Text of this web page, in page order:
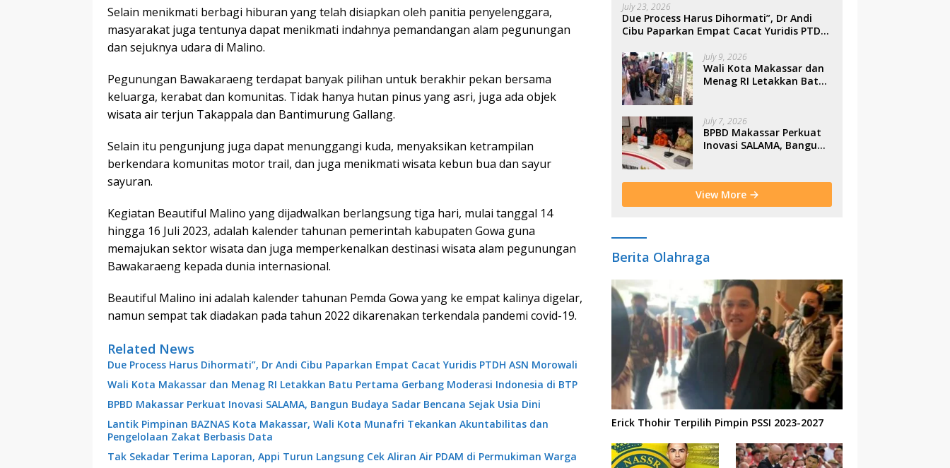
Selain menikmati berbagi hiburan yang telah disiapkan oleh panitia penyelenggara,
masyarakat juga tentunya dapat menikmati indahnya pemandangan alam pegunungan
dan sejuknya udara di Malino.
Pegunungan Bawakaraeng terdapat banyak pilihan untuk berakhir pekan bersama
keluarga, kerabat dan komunitas. Tidak hanya hutan pinus yang asri, juga ada objek
wisata air terjun Takappala dan Bantimurung Gallang.
Selain itu pengunjung juga dapat menunggangi kuda, menyaksikan ketrampilan
berkendara komunitas motor trail, dan juga menikmati wisata kebun bua dan sayur
sayuran.
Kegiatan Beautiful Malino yang dijadwalkan berlangsung tiga hari, mulai tanggal 14
hingga 16 Juli 2023, adalah kalender tahunan pemerintah kabupaten Gowa guna
memajukan sektor wisata dan juga memperkenalkan destinasi wisata alam pegunungan
Bawakaraeng kepada dunia internasional.
Beautiful Malino ini adalah kalender tahunan Pemda Gowa yang ke empat kalinya digelar,
namun sempat tak diadakan pada tahun 2022 dikarenakan terkendala pandemi covid-19.
Related News
Due Process Harus Dihormati”, Dr Andi Cibu Paparkan Empat Cacat Yuridis PTDH ASN Morowali
Wali Kota Makassar dan Menag RI Letakkan Batu Pertama Gerbang Moderasi Indonesia di BTP
BPBD Makassar Perkuat Inovasi SALAMA, Bangun Budaya Sadar Bencana Sejak Usia Dini
Lantik Pimpinan BAZNAS Kota Makassar, Wali Kota Munafri Tekankan Akuntabilitas dan
Pengelolaan Zakat Berbasis Data
Tak Sekadar Terima Laporan, Appi Turun Langsung Cek Aliran Air PDAM di Permukiman Warga
July 23, 2026
Due Process Harus Dihormati”, Dr Andi
Cibu Paparkan Empat Cacat Yuridis PTDH
July 9, 2026
Wali Kota Makassar dan
Menag RI Letakkan Batu
BTP
July 7, 2026
BPBD Makassar Perkuat
Inovasi SALAMA, Bangun
View More
Berita Olahraga
Erick Thohir Terpilih Pimpin PSSI 2023-2027